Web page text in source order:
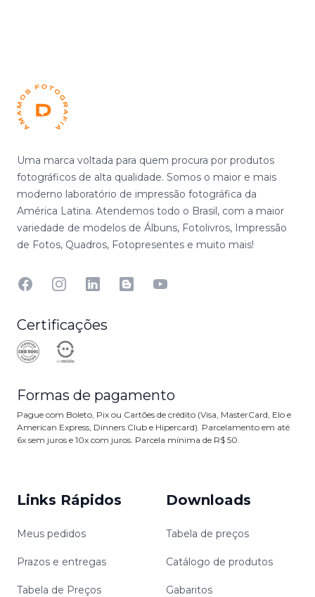
Uma marca voltada para quem procura por produtos
fotográficos de alta qualidade. Somos o maior e mais
moderno laboratório de impressão fotográfica da
América Latina. Atendemos todo o Brasil, com a maior
variedade de modelos de Álbuns, Fotolivros, Impressão
de Fotos, Quadros, Fotopresentes e muito mais!
FacebookInstagramLinkedin Blog YouTube
Certificações
Formas de pagamento
Pague com Boleto, Pix ou Cartões de crédito (Visa, MasterCard, Elo e
American Express, Dinners Club e Hipercard). Parcelamento em até
6x sem juros e 10x com juros. Parcela mínima de R$ 50.
Links Rápidos
Meus pedidos
Prazos e entregas
Tabela de Preços
Downloads
Tabela de preços
Catálogo de produtos
Gabaritos